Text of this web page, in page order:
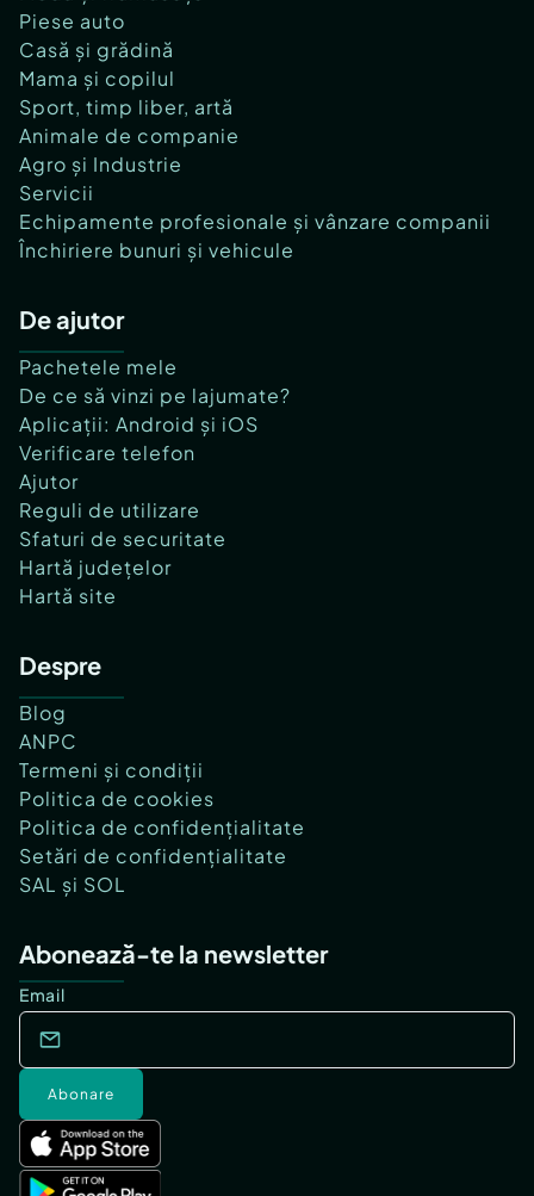
Piese auto
Casă și grădină
Mama și copilul
Sport, timp liber, artă
Animale de companie
Agro și Industrie
Servicii
Echipamente profesionale și vânzare companii
Închiriere bunuri și vehicule
De ajutor
Pachetele mele
De ce să vinzi pe lajumate?
Aplicații: Android și iOS
Verificare telefon
Ajutor
Reguli de utilizare
Sfaturi de securitate
Hartă județelor
Hartă site
Despre
Blog
ANPC
Termeni și condiții
Politica de cookies
Politica de confidențialitate
Setări de confidențialitate
SAL și SOL
Abonează-te la newsletter
Email
Abonare